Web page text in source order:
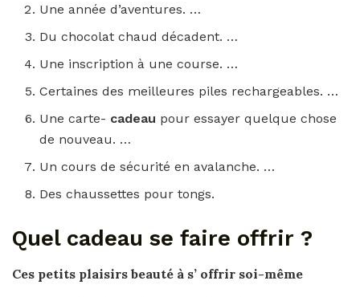
Une année d’aventures. …
Du chocolat chaud décadent. …
Une inscription à une course. …
Certaines des meilleures piles rechargeables. …
Une carte- cadeau pour essayer quelque chose
de nouveau. …
Un cours de sécurité en avalanche. …
Des chaussettes pour tongs.
Quel cadeau se faire offrir ?
Ces petits plaisirs beauté à s’ offrir soi-même